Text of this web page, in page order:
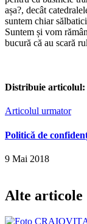
așa?, decât
suntem chiar
Suntem și vom
bucură că au scară
Distribuie articolul:
Articolul urmator
Politică de
9 Mai 2018
Alte articole